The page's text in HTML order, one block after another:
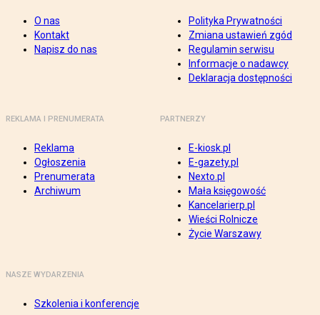
O nas
Kontakt
Napisz do nas
Polityka Prywatności
Zmiana ustawień zgód
Regulamin serwisu
Informacje o nadawcy
Deklaracja dostępności
REKLAMA I PRENUMERATA
Reklama
Ogłoszenia
Prenumerata
Archiwum
PARTNERZY
E-kiosk.pl
E-gazety.pl
Nexto.pl
Mała księgowość
Kancelarierp.pl
Wieści Rolnicze
Życie Warszawy
NASZE WYDARZENIA
Szkolenia i konferencje